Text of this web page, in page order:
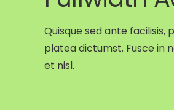
Quisque sed ante facilisis,
platea dictumst. Fusce in
et nisl.